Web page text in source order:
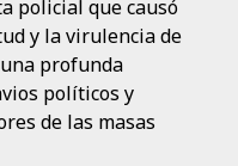
policial que causó
y la virulencia de
profunda
políticos y
de las masas